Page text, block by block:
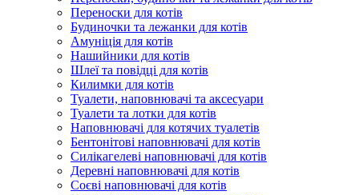
Переноски для котів
Будиночки та лежанки для котів
Амуніція для котів
Нашийники для котів
Шлеї та повідці для котів
Килимки для котів
Туалети, наповнювачі та аксесуари
Туалети та лотки для котів
Наповнювачі для котячих туалетів
Бентонітові наповнювачі для котів
Силікагелеві наповнювачі для котів
Деревні наповнювачі для котів
Соєві наповнювачі для котів